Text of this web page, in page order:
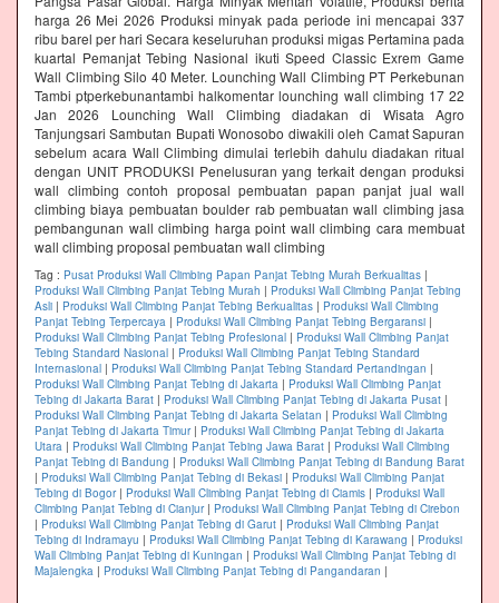
harga 26 Mei 2026 Produksi minyak pada periode ini mencapai 337
ribu barel per hari Secara keseluruhan produksi migas Pertamina pada
kuartal Pemanjat Tebing Nasional ikuti Speed Classic Exrem Game
Wall Climbing Silo 40 Meter. Lounching Wall Climbing PT Perkebunan
Tambi ptperkebunantambi halkomentar lounching wall climbing 17 22
Jan 2026 Lounching Wall Climbing diadakan di Wisata Agro
Tanjungsari Sambutan Bupati Wonosobo diwakili oleh Camat Sapuran
sebelum acara Wall Climbing dimulai terlebih dahulu diadakan ritual
dengan UNIT PRODUKSI Penelusuran yang terkait dengan produksi
wall climbing contoh proposal pembuatan papan panjat jual wall
climbing biaya pembuatan boulder rab pembuatan wall climbing jasa
pembangunan wall climbing harga point wall climbing cara membuat
wall climbing proposal pembuatan wall climbing
Tag : Pusat Produksi Wall Climbing Papan Panjat Tebing Murah Berkualitas |
Produksi Wall Climbing Panjat Tebing Murah | Produksi Wall Climbing Panjat Tebing
Asli | Produksi Wall Climbing Panjat Tebing Berkualitas | Produksi Wall Climbing
Panjat Tebing Terpercaya | Produksi Wall Climbing Panjat Tebing Bergaransi |
Produksi Wall Climbing Panjat Tebing Profesional | Produksi Wall Climbing Panjat
Tebing Standard Nasional | Produksi Wall Climbing Panjat Tebing Standard
Internasional | Produksi Wall Climbing Panjat Tebing Standard Pertandingan |
Produksi Wall Climbing Panjat Tebing di Jakarta | Produksi Wall Climbing Panjat
Tebing di Jakarta Barat | Produksi Wall Climbing Panjat Tebing di Jakarta Pusat |
Produksi Wall Climbing Panjat Tebing di Jakarta Selatan | Produksi Wall Climbing
Panjat Tebing di Jakarta Timur| Produksi Wall Climbing Panjat Tebing di Jakarta
Utara | Produksi Wall Climbing Panjat Tebing Jawa Barat | Produksi Wall Climbing
Panjat Tebing di Bandung | Produksi Wall Climbing Panjat Tebing di Bandung Barat
| Produksi Wall Climbing Panjat Tebing di Bekasi | Produksi Wall Climbing Panjat
Tebing di Bogor| Produksi Wall Climbing Panjat Tebing di Ciamis | Produksi Wall
Climbing Panjat Tebing di Cianjur| Produksi Wall Climbing Panjat Tebing di Cirebon
| Produksi Wall Climbing Panjat Tebing di Garut | Produksi Wall Climbing Panjat
Tebing di Indramayu | Produksi Wall Climbing Panjat Tebing di Karawang | Produksi
Wall Climbing Panjat Tebing di Kuningan | Produksi Wall Climbing Panjat Tebing di
Majalengka | Produksi Wall Climbing Panjat Tebing di Pangandaran |